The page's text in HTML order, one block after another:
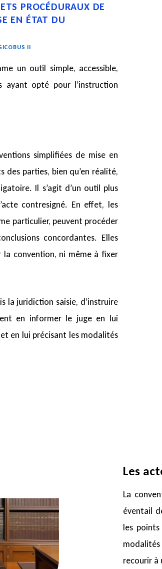
PROCÉDURAUX DE
EN ÉTAT DU
II
un outil simple, accessible,
opté pour l’instruction
simplifiées de mise en
parties, bien qu’en réalité,
Il s’agit d’un outil plus
contresigné. En effet, les
particulier, peuvent procéder
concordantes. Elles
la convention, ni même à fixer
la juridiction saisie, d’instruire
en informer le juge en lui
en lui précisant les modalités
Les
La
éventail
les
recourir à